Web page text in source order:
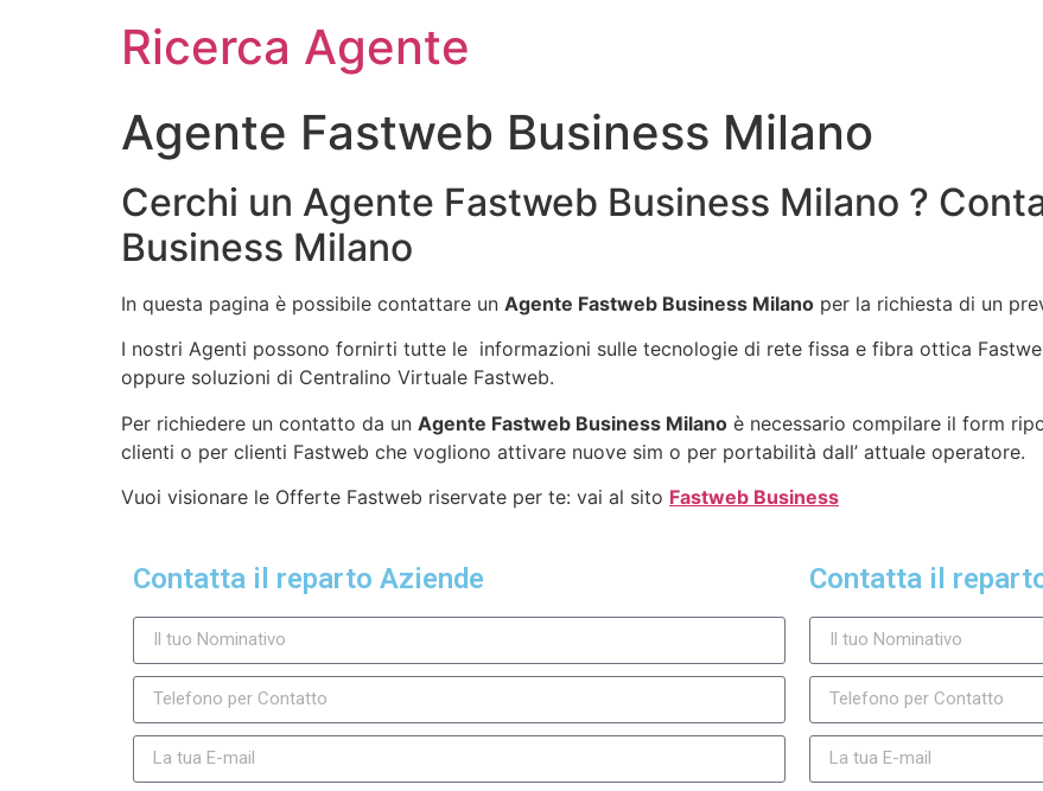
Ricerca Agente
Agente Fastweb Business Milano
Cerchi un Agente Fastweb Business Milano ?
Business Milano
In questa pagina è possibile contattare un Agente Fastweb Business Milano per la richiesta di un
I nostri Agenti possono fornirti tutte le informazioni sulle tecnologie di rete fissa e fibra ottica
oppure soluzioni di Centralino Virtuale Fastweb.
Per richiedere un contatto da un Agente Fastweb Business Milano è necessario compilare il form
clienti o per clienti Fastweb che vogliono attivare nuove sim o per portabilità dall’ attuale operatore.
Vuoi visionare le Offerte Fastweb riservate per te: vai al sito Fastweb Business
Contatta il reparto Aziende Contatta il